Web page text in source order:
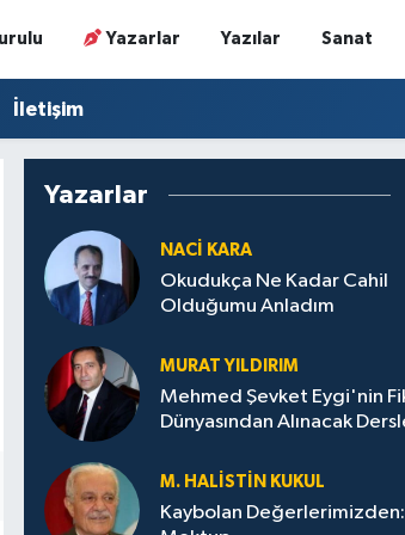
Yazarlar Yazılar Sanat
İletişim
Yazarlar
NACI KARA
Okudukça Ne Kadar Cahil
Olduğumu Anladım
MURAT YILDIRIM
Mehmed Şevket Eygi'nin
Dünyasından Alınacak
M. HALISTIN KUKUL
Kaybolan Değerlerimizden: